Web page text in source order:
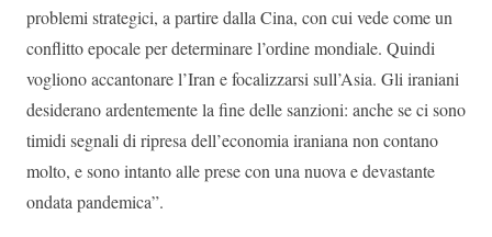
problemi strategici, a partire dalla Cina, con cui vede come un
conflitto epocale per determinare l’ordine mondiale. Quindi
vogliono accantonare l’Iran e focalizzarsi sull’Asia. Gli iraniani
desiderano ardentemente la fine delle sanzioni: anche se ci sono
timidi segnali di ripresa dell’economia iraniana non contano
molto, e sono intanto alle prese con una nuova e devastante
ondata pandemica”.